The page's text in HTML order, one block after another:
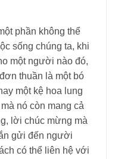
phần không thể
sống chúng ta, khi
một người nào đó,
thuần là một bó
một kệ hoa lung
nó còn mang cả
lời chúc mừng mà
gửi đến người
có thể liên hệ với